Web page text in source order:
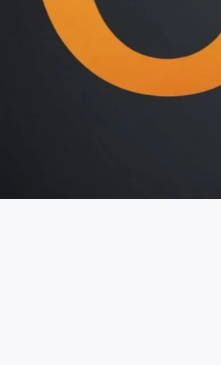
l'univers